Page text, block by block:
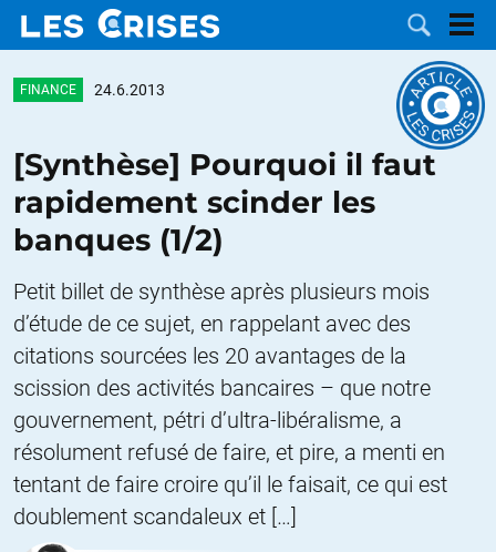
DOSSIERS
CATÉGORIES
MOTS CLÉS
NOUS
CONTACTER
FAIRE UN
DON
FINANCE 24.6.2013
[Synthèse] Pourquoi il faut
rapidement scinder les
banques (1/2)
Petit billet de synthèse après plusieurs mois
d’étude de ce sujet, en rappelant avec des
citations sourcées les 20 avantages de la
scission des activités bancaires – que notre
gouvernement, pétri d’ultra-libéralisme, a
résolument refusé de faire, et pire, a menti en
tentant de faire croire qu’il le faisait, ce qui est
doublement scandaleux et […]